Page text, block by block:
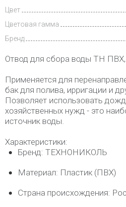
Цвет
Цветовая гамма
Бренд
Отвод для сбора воды ТН
Применяется для
бак для полива, ирригации и
Позволяет использовать
хозяйственных нужд - это
источник воды.
Характеристики:
Бренд: ТЕХНОНИКОЛЬ
Материал: Пластик (ПВХ)
Страна происхождения: